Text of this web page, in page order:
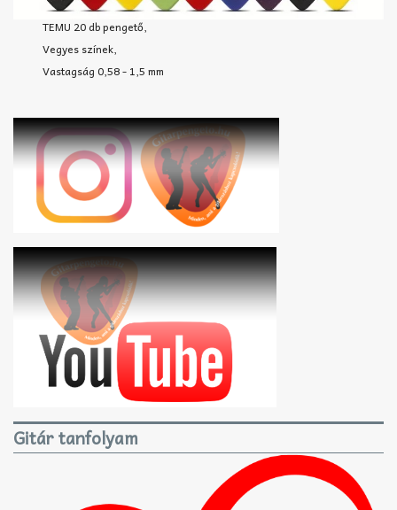
TEMU 20 db pengető,
Vegyes színek,
Vastagság 0,58 - 1,5 mm
Gitár tanfolyam